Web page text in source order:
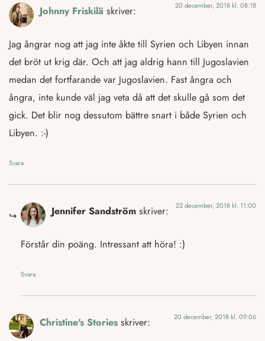
Johnny Friskilä skriver: 20 december, 2018 kl. 08:18
Jag ångrar nog att jag inte åkte till Syrien och Libyen innan
det bröt ut krig där. Och att jag aldrig hann till Jugoslavien
medan det fortfarande var Jugoslavien. Fast ångra och
ångra, inte kunde väl jag veta då att det skulle gå som det
gick. Det blir nog dessutom bättre snart i både Syrien och
Libyen. :-)
Svara
Jennifer Sandström skriver: 22 december, 2018 kl. 11:00
Förstår din poäng. Intressant att höra! :)
Svara
Christine's Stories skriver: 20 december, 2018 kl. 09:06